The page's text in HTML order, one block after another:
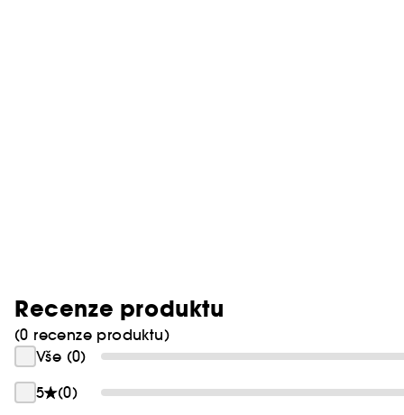
Recenze produktu
(0 recenze produktu)
Vše (0)
5
(0)